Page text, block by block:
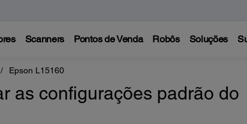
Scanners Pontos de Venda Robôs Soluções
Epson L15160
as configurações padrão do